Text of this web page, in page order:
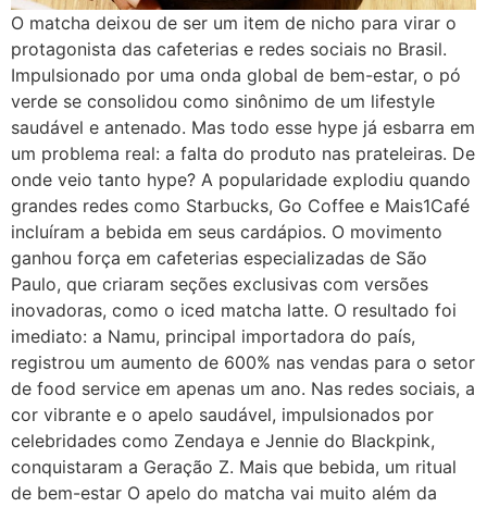
O matcha deixou de ser um item de nicho para virar o
protagonista das cafeterias e redes sociais no Brasil.
Impulsionado por uma onda global de bem-estar, o pó
verde se consolidou como sinônimo de um lifestyle
saudável e antenado. Mas todo esse hype já esbarra em
um problema real: a falta do produto nas prateleiras. De
onde veio tanto hype? A popularidade explodiu quando
grandes redes como Starbucks, Go Coffee e Mais1Café
incluíram a bebida em seus cardápios. O movimento
ganhou força em cafeterias especializadas de São
Paulo, que criaram seções exclusivas com versões
inovadoras, como o iced matcha latte. O resultado foi
imediato: a Namu, principal importadora do país,
registrou um aumento de 600% nas vendas para o setor
de food service em apenas um ano. Nas redes sociais, a
cor vibrante e o apelo saudável, impulsionados por
celebridades como Zendaya e Jennie do Blackpink,
conquistaram a Geração Z. Mais que bebida, um ritual
de bem-estar O apelo do matcha vai muito além da